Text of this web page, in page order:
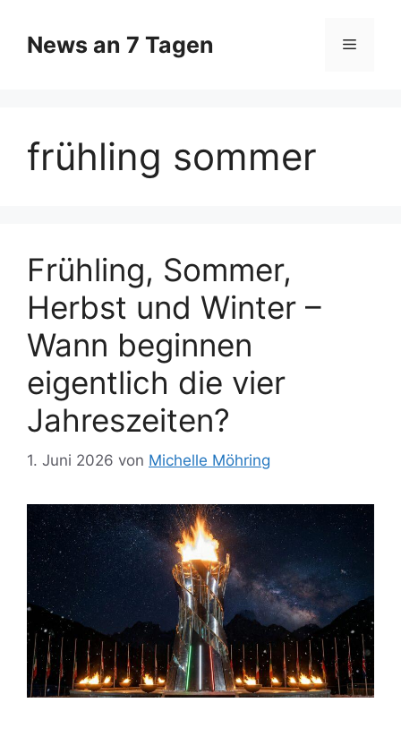
Inhalt
springen
News an 7 Tagen Menü
frühling sommer
Frühling, Sommer,
Herbst und Winter –
Wann beginnen
eigentlich die vier
Jahreszeiten?
1. Juni 2026 von Michelle Möhring